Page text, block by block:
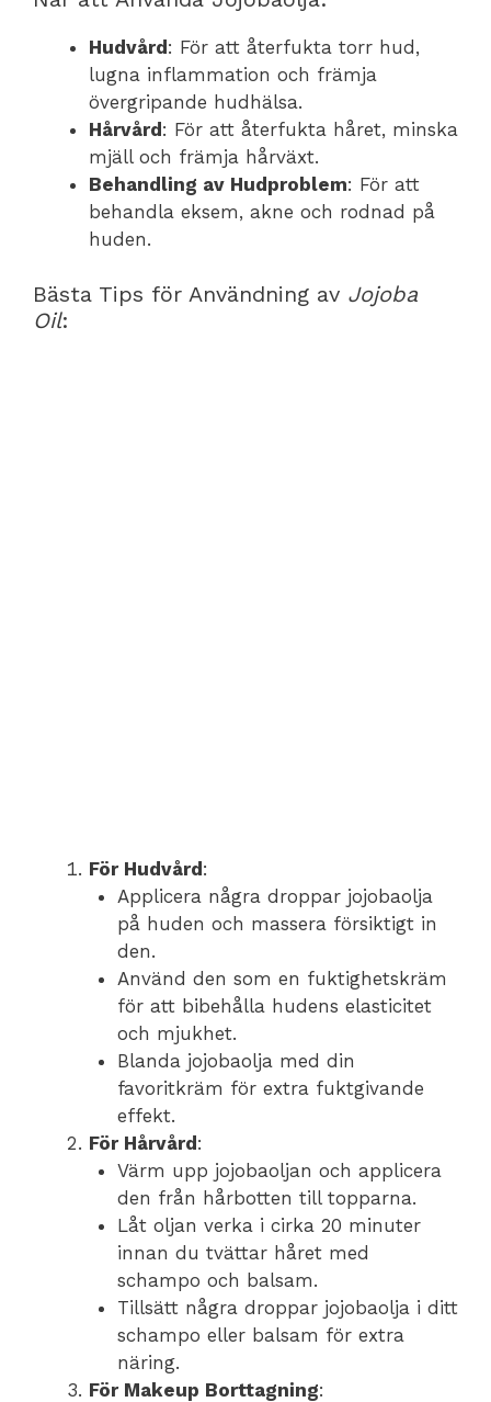
Hudvård: För att återfukta torr hud,
lugna inflammation och främja
övergripande hudhälsa.
Hårvård: För att återfukta håret, minska
mjäll och främja hårväxt.
Behandling av Hudproblem: För att
behandla eksem, akne och rodnad på
huden.
Bästa Tips för Användning av Jojoba
Oil:
För Hudvård :
Applicera några droppar jojobaolja
på huden och massera försiktigt in
den.
Använd den som en fuktighetskräm
för att bibehålla hudens elasticitet
och mjukhet.
Blanda jojobaolja med din
favoritkräm för extra fuktgivande
effekt.
För Hårvård :
Värm upp jojobaoljan och applicera
den från hårbotten till topparna.
Låt oljan verka i cirka 20 minuter
innan du tvättar håret med
schampo och balsam.
Tillsätt några droppar jojobaolja i ditt
schampo eller balsam för extra
näring.
För Makeup Borttagning: